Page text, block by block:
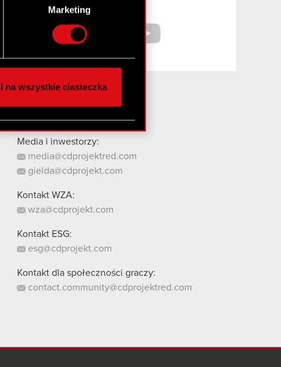
preferencje w
chwili.
i
z innymi danymi
z naszej witryny,
Marketing
na wszystkie ciasteczka
Facebook
Media i inwestorzy:
media@cdprojektred.com
gielda@cdprojekt.com
Kontakt WZA:
wza@cdprojekt.com
Kontakt ESG:
esg@cdprojekt.com
Kontakt dla społeczności graczy:
contact.community@cdprojektred.com